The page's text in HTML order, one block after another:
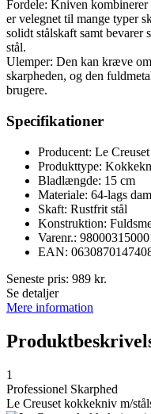
Fordele: Kniven kombinerer
er velegnet til mange typer
solidt stålskaft samt
stål.
Ulemper: Den kan kræve
skarpheden, og den
brugere.
Specifikationer
Producent: Le Creuset
Produkttype:
Bladlængde: 15 cm
Materiale: 64-lags
Skaft: Rustfrit stål
Konstruktion:
Varenr.:
EAN:
Seneste pris: 989 kr.
Se detaljer
Mere information
1
Professionel Skarphed
Le Creuset kokkekniv m/